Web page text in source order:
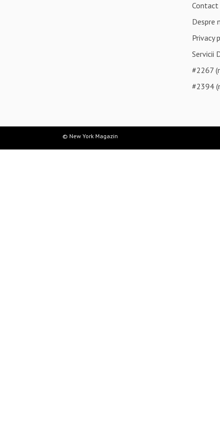
Contact
Despre
Privacy
Servicii
#2267
#2394
© New York Magazin